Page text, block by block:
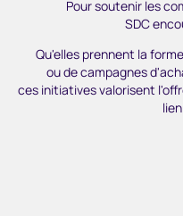
Pour soutenir les
SDC
Qu'elles prennent la
oude campagnes
ces initiatives valorisent